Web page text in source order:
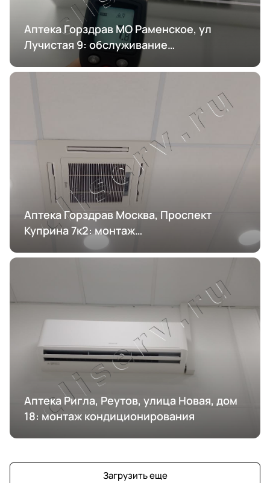
Аптека Горздрав МО Раменское, ул
Лучистая 9: обслуживание
кондиционирования
Аптека Горздрав Москва, Проспект
Куприна 7к2: монтаж
кондиционирования
Аптека Ригла, Реутов, улица Новая, дом
18: монтаж кондиционирования
Загрузить еще